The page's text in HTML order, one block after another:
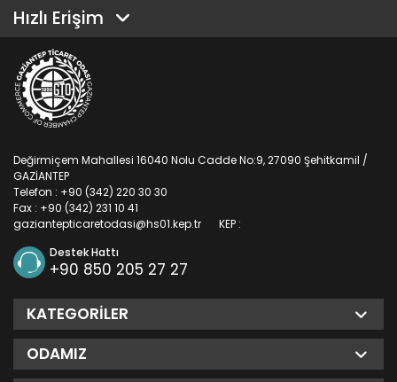
Hızlı Erişim
Değirmiçem Mahallesi 16040 Nolu Cadde No:9, 27090 Şehitkamil /
GAZİANTEP
Telefon : +90 (342) 220 30 30
Fax : +90 (342) 231 10 41
KEP :
gaziantepticaretodasi@hs01.kep.tr
Destek Hattı
+90 850 205 27 27
KATEGORILER
ODAMIZ